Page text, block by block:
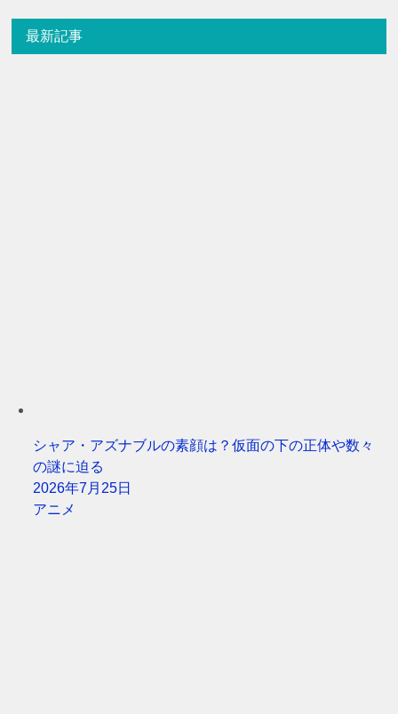
最新記事
シャア・アズナブルの素顔は？仮面の下の正体や数々
の謎に迫る
2026年7月25日
アニメ